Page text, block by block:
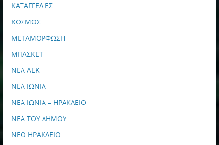
ΚΑΤΑΓΓΕΛΙΕΣ
ΚΟΣΜΟΣ
ΜΕΤΑΜΟΡΦΩΣΗ
ΜΠΑΣΚΕΤ
ΝΕΑ ΑΕΚ
ΝΕΑ ΙΩΝΙΑ
ΝΕΑ ΙΩΝΙΑ – ΗΡΑΚΛΕΙΟ
ΝΕΑ ΤΟΥ ΔΗΜΟΥ
ΝΕΟ ΗΡΑΚΛΕΙΟ